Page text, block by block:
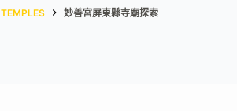
TEMPLES 妙善宮屏東縣寺廟探索